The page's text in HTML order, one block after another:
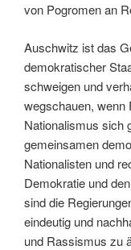
von Pogromen an
Auschwitz ist das
demokratischer
schweigen und
wegschauen,
Nationalismus sich
gemeinsamen
Nationalisten und
Demokratie und
sind die
eindeutig und
und Rassismus zu